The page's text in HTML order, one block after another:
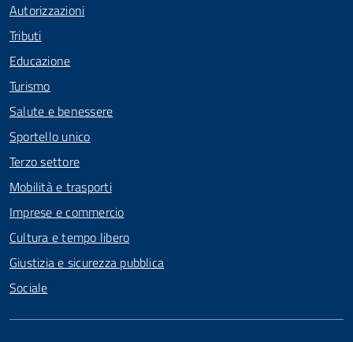
Autorizzazioni
Tributi
Educazione
Turismo
Salute e benessere
Sportello unico
Terzo settore
Mobilità e trasporti
Imprese e commercio
Cultura e tempo libero
Giustizia e sicurezza pubblica
Sociale